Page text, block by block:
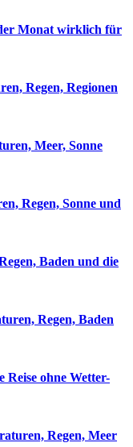
Monat wirklich für
Regen, Regionen
Meer, Sonne
Regen, Sonne und
Baden und die
Regen, Baden
Reise ohne Wetter-
Regen, Meer